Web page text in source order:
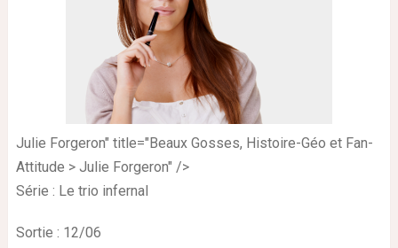
Julie Forgeron" title="Beaux Gosses, Histoire-Géo et Fan-
Attitude > Julie Forgeron" />
Série : Le trio infernal
Sortie : 12/06